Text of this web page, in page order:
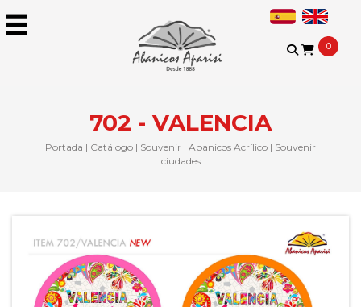
0
702 - VALENCIA
Portada | Catálogo | Souvenir | Abanicos Acrílico | Souvenir
ciudades